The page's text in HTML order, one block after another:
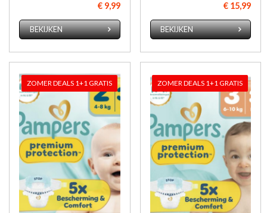
€ 9,99
BEKIJKEN
€ 15,99
BEKIJKEN
ZOMER DEALS 1+1 GRATIS ZOMER DEALS 1+1 GRATIS